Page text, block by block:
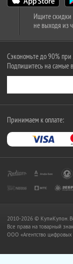
Ищите скидки
не выходя из
Сэкономьте до 90%
Подпишитесь на самые
Принимаем к оплате:
2010-2026 © КупиКупон.
Все права на товарный
OOO «Агентство